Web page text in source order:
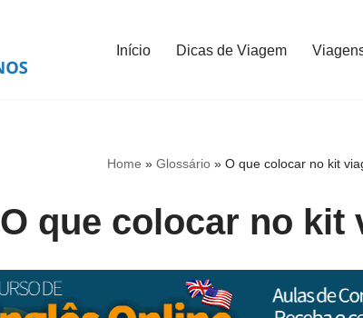
Início Dicas de Viagem
Home »Glossário »O que colocar no kit
O que colocar no kit